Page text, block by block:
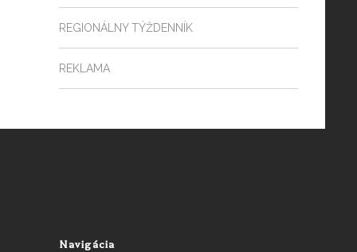
REGIONÁLNY TÝŽDENNÍK
REKLAMA
Navigácia